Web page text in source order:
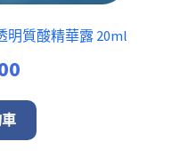
明質酸精華露 20ml